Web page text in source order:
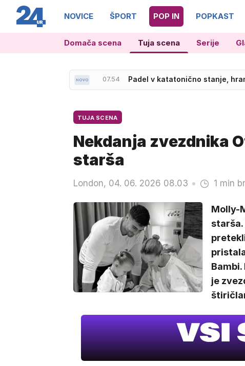
NOVICE ŠPORT POP IN POPKAST
Domača scena Tuja scena Serije
08.08 Ruske 'črne vdove': upajo, da
TUJA SCENA
Nekdanja zvezdnika
starša
London, 04. 06. 2026 08.03 1 min
Molly-
starša.
je